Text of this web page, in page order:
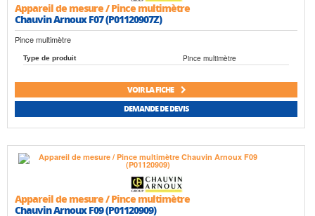
Appareil de mesure / Pince multimètre
Chauvin Arnoux F07 (P01120907Z)
Pince multimètre
Type de produit Pince multimètre
VOIR LA FICHE
DEMANDE DE DEVIS
Appareil de mesure / Pince multimètre
Chauvin Arnoux F09 (P01120909)